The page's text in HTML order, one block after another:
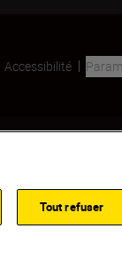
Accessibilité
Tout refuser